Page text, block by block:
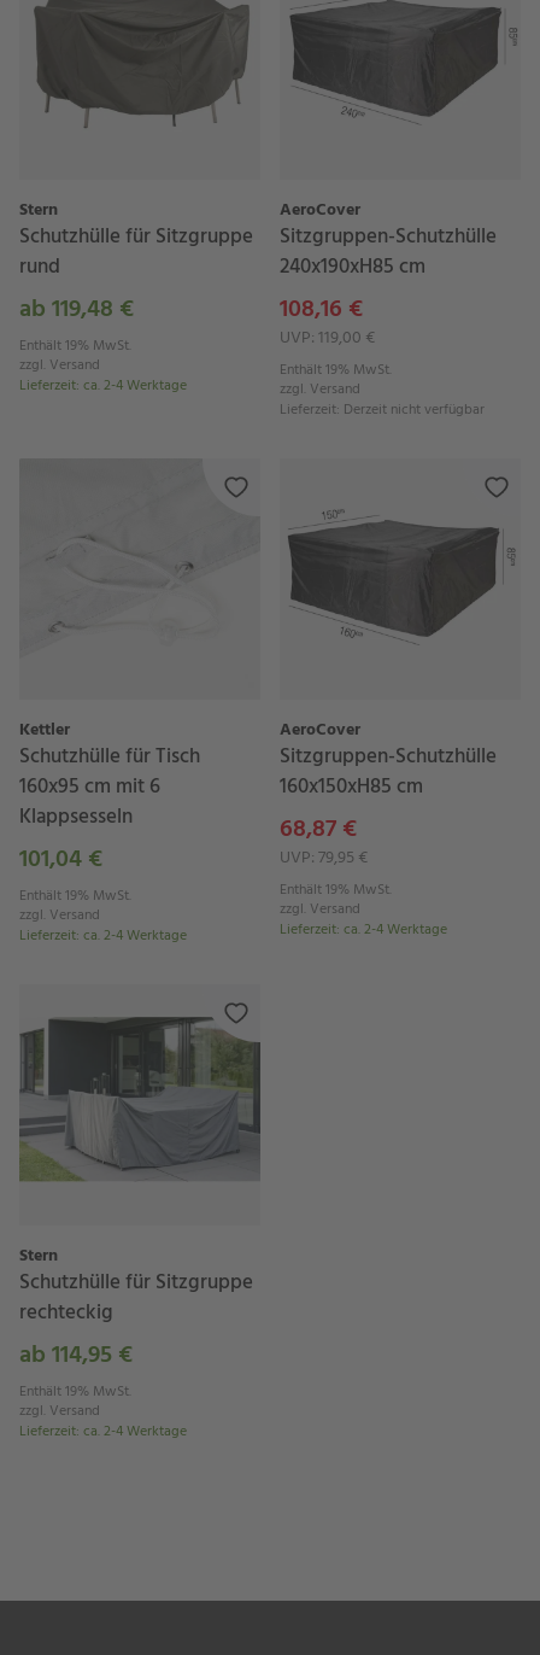
Stern
Schutzhülle für Sitzgruppe
rund
ab 119,48 €
Enthält 19% MwSt.
zzgl. Versand
Lieferzeit: ca. 2-4 Werktage
AeroCover
Sitzgruppen-Schutzhülle
240x190xH85 cm
108,16 €
UVP: 119,00 €
Enthält 19% MwSt.
zzgl. Versand
Lieferzeit: Derzeit nicht verfügbar
Kettler
Schutzhülle für Tisch
160x95 cm mit 6
Klappsesseln
101,04 €
Enthält 19% MwSt.
zzgl. Versand
Lieferzeit: ca. 2-4 Werktage
AeroCover
Sitzgruppen-Schutzhülle
160x150xH85 cm
68,87 €
UVP: 79,95 €
Enthält 19% MwSt.
zzgl. Versand
Lieferzeit: ca. 2-4 Werktage
Stern
Schutzhülle für Sitzgruppe
rechteckig
ab 114,95 €
Enthält 19% MwSt.
zzgl. Versand
Lieferzeit: ca. 2-4 Werktage